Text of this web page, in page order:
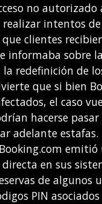
no
intentos
clientes
informaba sobre
redefinición de
que si bien
el caso
hacerse
adelante estafas.
en sus
de
PIN